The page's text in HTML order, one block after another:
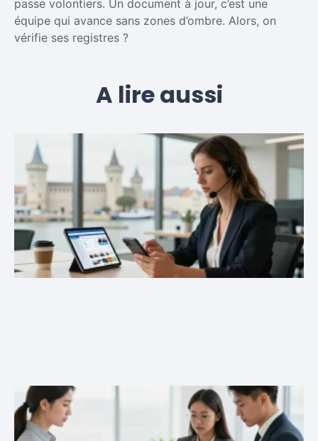
passe volontiers. Un document à jour, c’est une
équipe qui avance sans zones d’ombre. Alors, on
vérifie ses registres ?
A lire aussi